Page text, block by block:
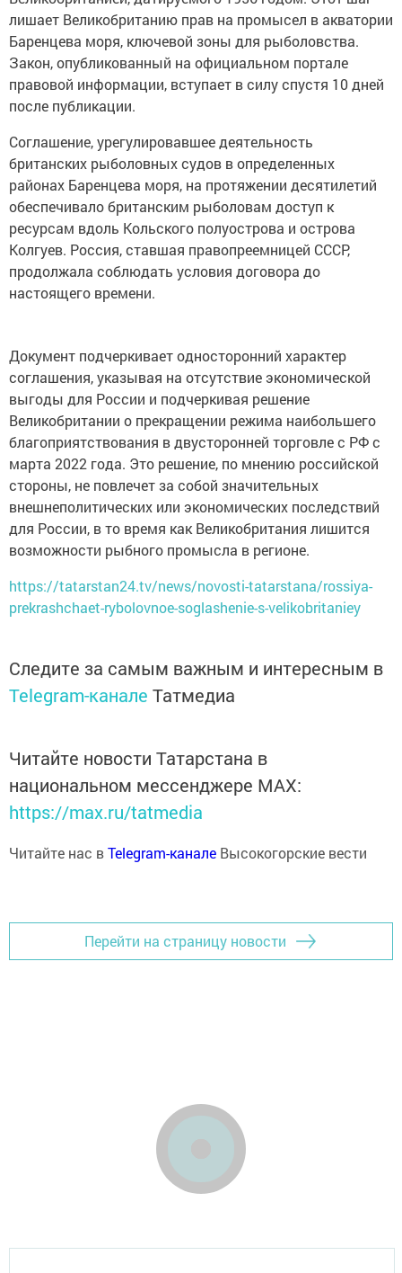
лишает Великобританию прав на промысел в акватории
Баренцева моря, ключевой зоны для рыболовства.
Закон, опубликованный на официальном портале
правовой информации, вступает в силу спустя 10 дней
после публикации.
Соглашение, урегулировавшее деятельность
британских рыболовных судов в определенных
районах Баренцева моря, на протяжении десятилетий
обеспечивало британским рыболовам доступ к
ресурсам вдоль Кольского полуострова и острова
Колгуев. Россия, ставшая правопреемницей СССР,
продолжала соблюдать условия договора до
настоящего времени.
Документ подчеркивает односторонний характер
соглашения, указывая на отсутствие экономической
выгоды для России и подчеркивая решение
Великобритании о прекращении режима наибольшего
благоприятствования в двусторонней торговле с РФ с
марта 2022 года. Это решение, по мнению российской
стороны, не повлечет за собой значительных
внешнеполитических или экономических последствий
для России, в то время как Великобритания лишится
возможности рыбного промысла в регионе.
https://tatarstan24.tv/news/novosti-tatarstana/rossiya-
prekrashchaet-rybolovnoe-soglashenie-s-velikobritaniey
Следите за самым важным и интересным в
Telegram-канале Татмедиа
Читайте новости Татарстана в
национальном мессенджере MАХ:
https://max.ru/tatmedia
Читайте нас вTelegram-канале Высокогорские вести
Перейти на страницу новости